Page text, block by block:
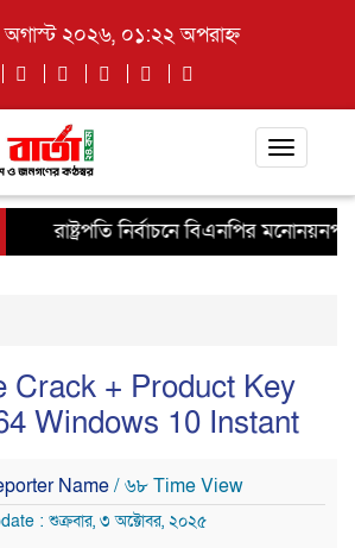
অগাস্ট ২০২৬, ০১:২২ অপরাহ্ন
Toggle
রাষ্ট্রপতি নির্বাচনে বিএনপির মনোনয়নপত্র
Crack + Product Key
Windows 10 Instant
Name/ ৬৮ Time View
: শুক্রবার, ৩ অক্টোবর, ২০২৫